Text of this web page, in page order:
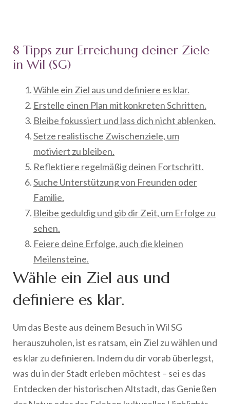
8 Tipps zur Erreichung deiner Ziele
in Wil (SG)
Wähle ein Ziel aus und definiere es klar.
Erstelle einen Plan mit konkreten Schritten.
Bleibe fokussiert und lass dich nicht ablenken.
Setze realistische Zwischenziele, um
motiviert zu bleiben.
Reflektiere regelmäßig deinen Fortschritt.
Suche Unterstützung von Freunden oder
Familie.
Bleibe geduldig und gib dir Zeit, um Erfolge zu
sehen.
Feiere deine Erfolge, auch die kleinen
Meilensteine.
Wähle ein Ziel aus und
definiere es klar.
Um das Beste aus deinem Besuch in Wil SG
herauszuholen, ist es ratsam, ein Ziel zu wählen und
es klar zu definieren. Indem du dir vorab überlegst,
was du in der Stadt erleben möchtest – sei es das
Entdecken der historischen Altstadt, das Genießen